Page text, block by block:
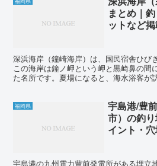
まとめ｜
ットなど
深浜海岸（鐘崎海岸）は、国民宿舎ひび
この海岸は鐘ノ岬という岬と黒崎鼻の間
た名所です。夏場になると、海水浴客が
福岡県
宇島港/豊
市）の釣
イント・
宇島港の九州電力豊前発電所がある埋立